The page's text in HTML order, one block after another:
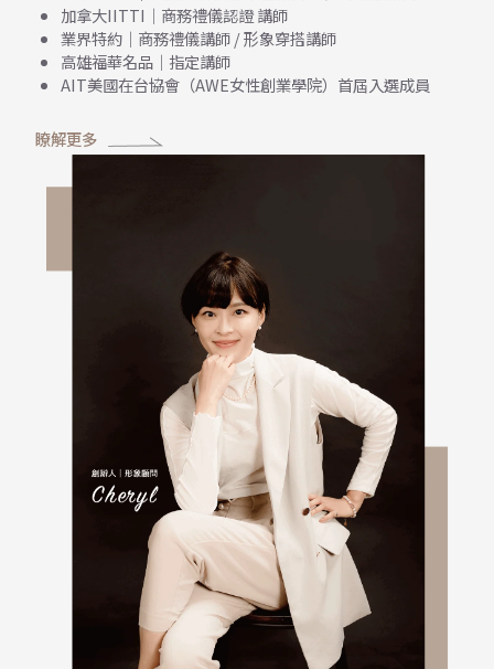
加拿大IITTI｜商務禮儀認證 講師
業界特約｜商務禮儀講師 / 形象穿搭講師
高雄福華名品｜指定講師
AIT美國在台協會（AWE女性創業學院）首屆入選成員
瞭解更多